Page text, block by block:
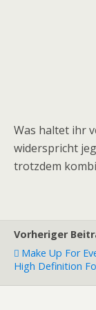
Was haltet ihr
widerspricht
trotzdem
Vorheriger
Make Up For
High Definition